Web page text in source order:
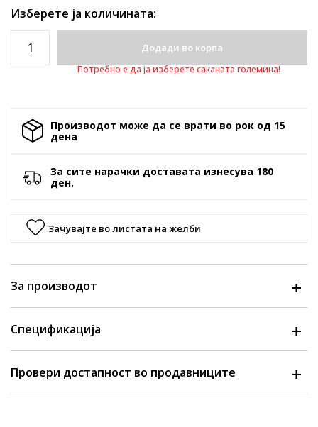
Изберете ја количината:
Додади во корпа
Потребно е да ја изберете саканата големина!
Производот може да се врати во рок од 15
денa
За сите нарачки доставата изнесува 180
ден.
Зачувајте во листата на желби
За производот
Спецификација
Провери достапност во продавниците